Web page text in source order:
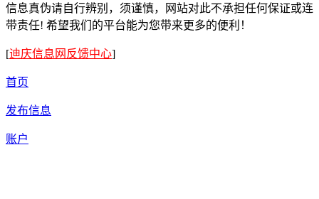
信息真伪请自行辨别，须谨慎，网站对此不承担任何保证或连
带责任! 希望我们的平台能为您带来更多的便利！
[迪庆信息网反馈中心]
首页
发布信息
账户